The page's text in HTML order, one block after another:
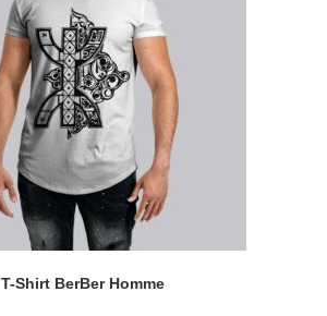
T-Shirt BerBer Homme